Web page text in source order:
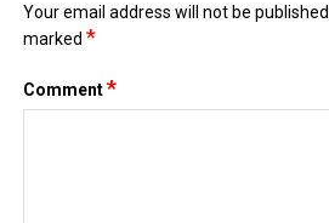
Your email address will not be published.
marked*
Comment*